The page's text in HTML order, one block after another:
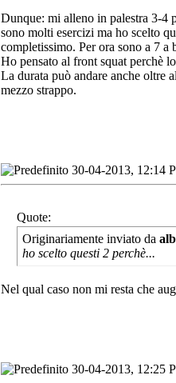
Dunque: mi alleno in palestra 3-4
sono molti esercizi ma ho scelto
completissimo. Per ora sono a 7
Ho pensato al front squat perchè
La durata può andare anche oltre
mezzo strappo.
30-04-2013, 12:14
Quote:
Originariamente inviato da
ho scelto questi 2 perchè...
Nel qual caso non mi resta che
30-04-2013, 12:25